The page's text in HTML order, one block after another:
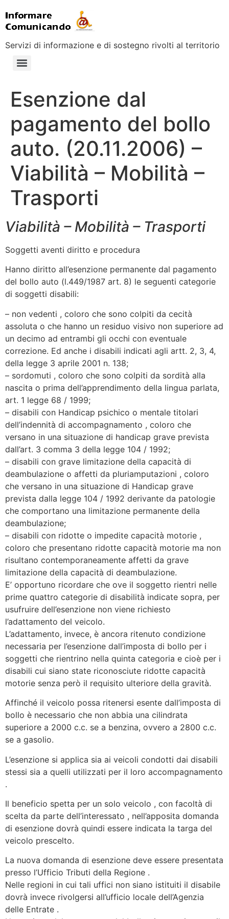
Servizi di informazione e di sostegno rivolti al territorio
Esenzione dal
pagamento del bollo
auto. (20.11.2006) –
Viabilità – Mobilità –
Trasporti
Viabilità – Mobilità – Trasporti
Soggetti aventi diritto e procedura
Hanno diritto all’esenzione permanente dal pagamento
del bollo auto (l.449/1987 art. 8) le seguenti categorie
di soggetti disabili:
– non vedenti , coloro che sono colpiti da cecità
assoluta o che hanno un residuo visivo non superiore ad
un decimo ad entrambi gli occhi con eventuale
correzione. Ed anche i disabili indicati agli artt. 2, 3, 4,
della legge 3 aprile 2001 n. 138;
– sordomuti , coloro che sono colpiti da sordità alla
nascita o prima dell’apprendimento della lingua parlata,
art. 1 legge 68 / 1999;
– disabili con Handicap psichico o mentale titolari
dell’indennità di accompagnamento , coloro che
versano in una situazione di handicap grave prevista
dall’art. 3 comma 3 della legge 104 / 1992;
– disabili con grave limitazione della capacità di
deambulazione o affetti da pluriamputazioni , coloro
che versano in una situazione di Handicap grave
prevista dalla legge 104 / 1992 derivante da patologie
che comportano una limitazione permanente della
deambulazione;
– disabili con ridotte o impedite capacità motorie ,
coloro che presentano ridotte capacità motorie ma non
risultano contemporaneamente affetti da grave
limitazione della capacità di deambulazione.
E’ opportuno ricordare che ove il soggetto rientri nelle
prime quattro categorie di disabilità indicate sopra, per
usufruire dell’esenzione non viene richiesto
l’adattamento del veicolo.
L’adattamento, invece, è ancora ritenuto condizione
necessaria per l’esenzione dall’imposta di bollo per i
soggetti che rientrino nella quinta categoria e cioè per i
disabili cui siano state riconosciute ridotte capacità
motorie senza però il requisito ulteriore della gravità.
Affinché il veicolo possa ritenersi esente dall’imposta di
bollo è necessario che non abbia una cilindrata
superiore a 2000 c.c. se a benzina, ovvero a 2800 c.c.
se a gasolio.
L’esenzione si applica sia ai veicoli condotti dai disabili
stessi sia a quelli utilizzati per il loro accompagnamento
.
Il beneficio spetta per un solo veicolo , con facoltà di
scelta da parte dell’interessato , nell’apposita domanda
di esenzione dovrà quindi essere indicata la targa del
veicolo prescelto.
La nuova domanda di esenzione deve essere presentata
presso l’Ufficio Tributi della Regione .
Nelle regioni in cui tali uffici non siano istituiti il disabile
dovrà invece rivolgersi all’ufficio locale dell’Agenzia
delle Entrate .